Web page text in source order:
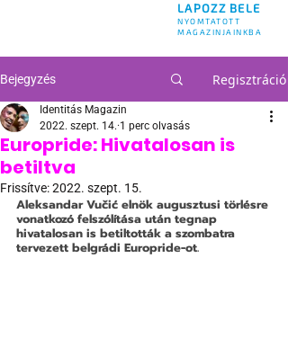
LAPOZZ BELE
NYOMTATOTT
MAGAZINJAINKBA
Bejegyzés Regisztráció
Europride: Hivatalosan is
betiltva
Identitás Magazin
2022. szept. 14. 1 perc olvasás
Frissítve:2022. szept. 15.
Aleksandar Vučić elnök augusztusi törlésre
vonatkozó felszólítása után tegnap
hivatalosan is betiltották a szombatra
tervezett belgrádi Europride-ot.